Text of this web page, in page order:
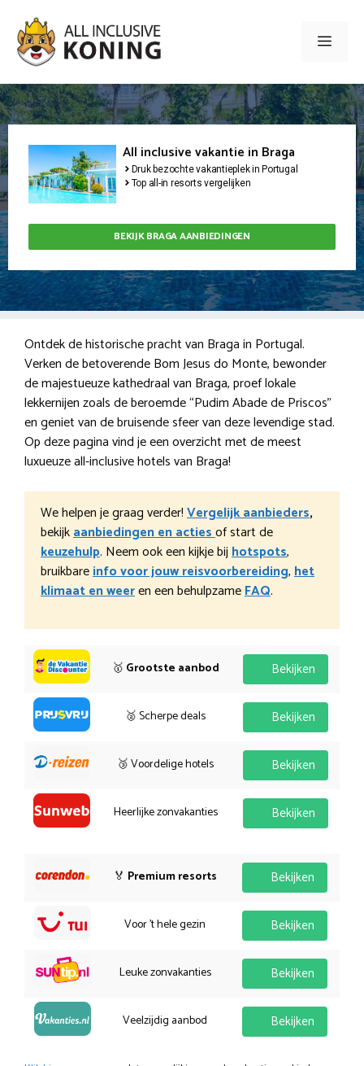
naar
inhoud
Menu
All inclusive vakantie in Braga
Druk bezochte vakantieplek in Portugal
Top all-in resorts vergelijken
BEKIJK BRAGA AANBIEDINGEN
Ontdek de historische pracht van Braga in Portugal.
Verken de betoverende Bom Jesus do Monte, bewonder
de majestueuze kathedraal van Braga, proef lokale
lekkernijen zoals de beroemde “Pudim Abade de Priscos”
en geniet van de bruisende sfeer van deze levendige stad.
Op deze pagina vind je een overzicht met de meest
luxueuze all-inclusive hotels van Braga!
We helpen je graag verder!Vergelijk aanbieders,
bekijkaanbiedingen en actiesof start de
keuzehulp. Neem ook een kijkje bijhotspots,
bruikbareinfo voor jouw reisvoorbereiding,het
klimaat en weeren een behulpzameFAQ.
🥇 Grootste aanbod Bekijken
🥈 Scherpe deals Bekijken
🥉 Voordelige hotels Bekijken
Heerlijke zonvakanties Bekijken
🏅 Premium resorts Bekijken
Voor 't hele gezin Bekijken
Leuke zonvakanties Bekijken
Veelzijdig aanbod Bekijken